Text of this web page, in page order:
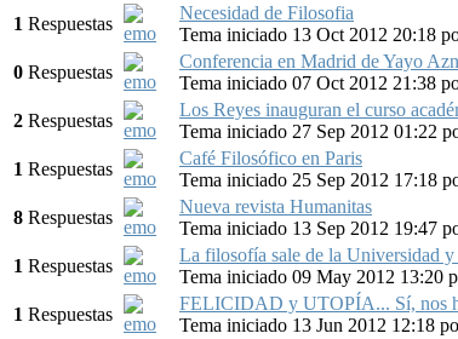
1 Respuestas
Necesidad de Filosofia
Tema iniciado 13 Oct 2012 20:18
0 Respuestas
Conferencia en Madrid de Yayo
Tema iniciado 07 Oct 2012 21:38
2 Respuestas
Los Reyes inauguran el curso
Tema iniciado 27 Sep 2012 01:22
1 Respuestas
Café Filosófico en Paris
Tema iniciado 25 Sep 2012 17:18
8 Respuestas
Nueva revista Humanitas
Tema iniciado 13 Sep 2012 19:47
1 Respuestas
La filosofía sale de la Universidad
Tema iniciado 09 May 2012 13:20
1 Respuestas
FELICIDAD y UTOPÍA... Sí, nos
Tema iniciado 13 Jun 2012 12:18